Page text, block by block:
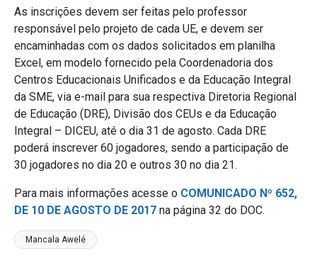
As inscrições devem ser feitas pelo professor
responsável pelo projeto de cada UE, e devem ser
encaminhadas com os dados solicitados em planilha
Excel, em modelo fornecido pela Coordenadoria dos
Centros Educacionais Unificados e da Educação Integral
da SME, via e-mail para sua respectiva Diretoria Regional
de Educação (DRE), Divisão dos CEUs e da Educação
Integral – DICEU, até o dia 31 de agosto. Cada DRE
poderá inscrever 60 jogadores, sendo a participação de
30 jogadores no dia 20 e outros 30 no dia 21.
Para mais informações acesse o COMUNICADO Nº 652,
DE 10 DE AGOSTO DE 2017 na página 32 do DOC.
Mancala Awelé